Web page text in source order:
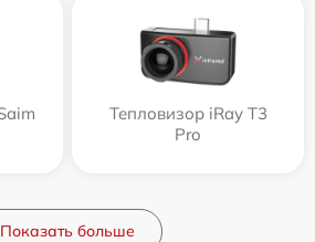
Тепловизор iRay T3
Pro
Показать больше